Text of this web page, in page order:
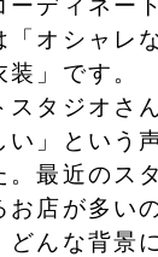
ーディネー
「オシャレ
」です。
スタジオさ
い」という
。最近のス
お店が多い
どんな背景